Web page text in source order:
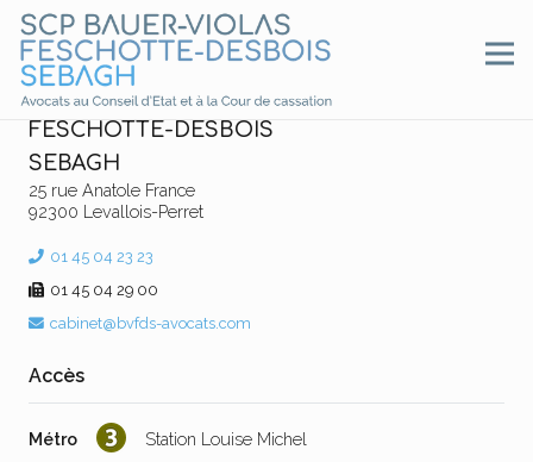
SCP BAUER-VIOLAS
FESCHOTTE-DESBOIS
SEBAGH
25 rue Anatole France
92300 Levallois-Perret
01 45 04 23 23
01 45 04 29 00
cabinet@bvfds-avocats.com
Accès
Métro Station Louise Michel